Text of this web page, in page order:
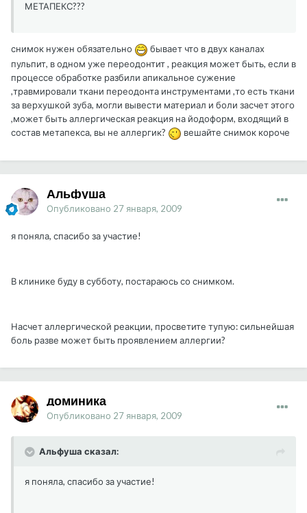
МЕТАПЕКС???
снимок нужен обязательно
бывает что в двух каналах
пульпит, в одном уже переодонтит , реакция может быть, если в
процессе обработке разбили апикальное сужение
,травмировали ткани переодонта инструментами ,то есть ткани
за верхушкой зуба, могли вывести материал и боли засчет этого
,может быть аллергическая реакция на йодоформ, входящий в
состав метапекса, вы не аллергик?
вешайте снимок короче
Альфуша
Опубликовано 27 января, 2009
я поняла, спасибо за участие!
В клинике буду в субботу, постараюсь со снимком.
Насчет аллергической реакции, просветите тупую: сильнейшая
боль разве может быть проявлением аллергии?
доминика
Опубликовано 27 января, 2009
Альфуша сказал:
я поняла, спасибо за участие!